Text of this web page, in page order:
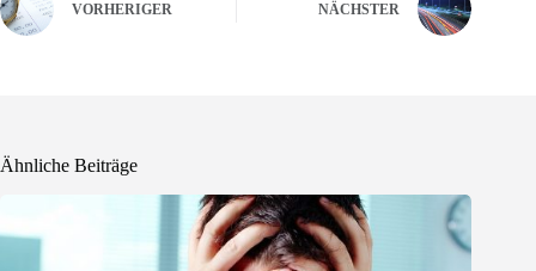
VORHERIGER NÄCHSTER
Ähnliche Beiträge